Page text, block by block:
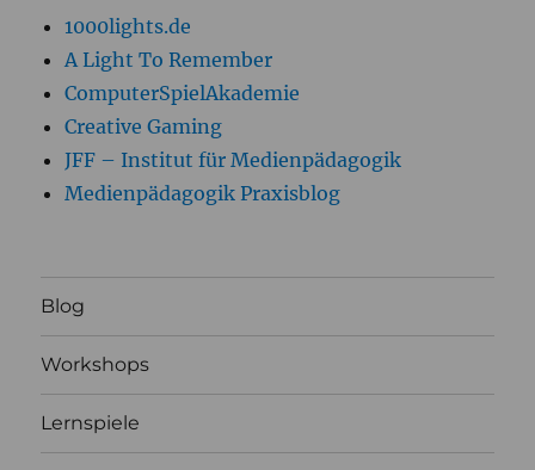
1000lights.de
A Light To Remember
ComputerSpielAkademie
Creative Gaming
JFF – Institut für Medienpädagogik
Medienpädagogik Praxisblog
Blog
Workshops
Lernspiele